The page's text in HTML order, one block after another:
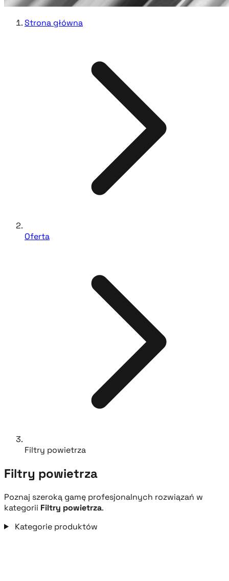
Strona główna
Oferta
Filtry powietrza
Filtry powietrza
Poznaj szeroką gamę profesjonalnych rozwiązań w
kategorii Filtry powietrza.
Kategorie produktów